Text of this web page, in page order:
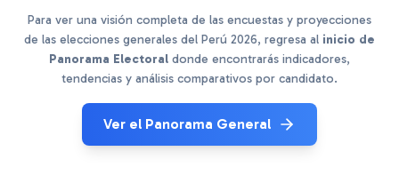
Para ver una visión completa de las encuestas y proyecciones
de las elecciones generales del Perú 2026, regresa al inicio de
Panorama Electoral donde encontrarás indicadores,
tendencias y análisis comparativos por candidato.
Ver el Panorama General